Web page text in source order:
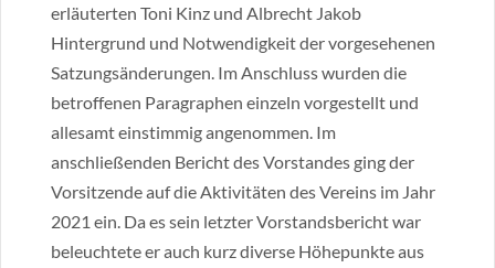
erläuterten Toni Kinz und Albrecht Jakob
Hintergrund und Notwendigkeit der vorgesehenen
Satzungsänderungen. Im Anschluss wurden die
betroffenen Paragraphen einzeln vorgestellt und
allesamt einstimmig angenommen. Im
anschließenden Bericht des Vorstandes ging der
Vorsitzende auf die Aktivitäten des Vereins im Jahr
2021 ein. Da es sein letzter Vorstandsbericht war
beleuchtete er auch kurz diverse Höhepunkte aus